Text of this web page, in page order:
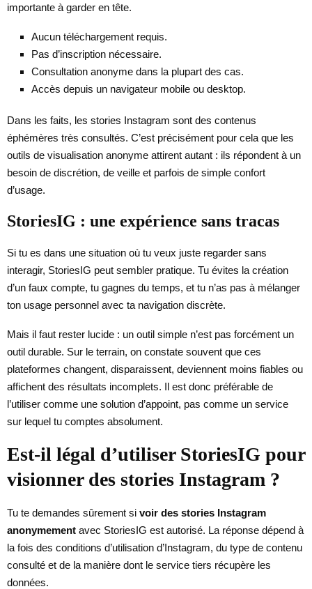
importante à garder en tête.
Aucun téléchargement requis.
Pas d’inscription nécessaire.
Consultation anonyme dans la plupart des cas.
Accès depuis un navigateur mobile ou desktop.
Dans les faits, les stories Instagram sont des contenus
éphémères très consultés. C’est précisément pour cela que les
outils de visualisation anonyme attirent autant : ils répondent à un
besoin de discrétion, de veille et parfois de simple confort
d’usage.
StoriesIG : une expérience sans tracas
Si tu es dans une situation où tu veux juste regarder sans
interagir, StoriesIG peut sembler pratique. Tu évites la création
d’un faux compte, tu gagnes du temps, et tu n’as pas à mélanger
ton usage personnel avec ta navigation discrète.
Mais il faut rester lucide : un outil simple n’est pas forcément un
outil durable. Sur le terrain, on constate souvent que ces
plateformes changent, disparaissent, deviennent moins fiables ou
affichent des résultats incomplets. Il est donc préférable de
l’utiliser comme une solution d’appoint, pas comme un service
sur lequel tu comptes absolument.
Est-il légal d’utiliser StoriesIG pour
visionner des stories Instagram ?
Tu te demandes sûrement si voir des stories Instagram
anonymement avec StoriesIG est autorisé. La réponse dépend à
la fois des conditions d’utilisation d’Instagram, du type de contenu
consulté et de la manière dont le service tiers récupère les
données.